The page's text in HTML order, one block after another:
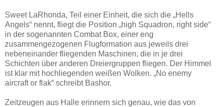
Sweet LaRhonda, Teil einer Einheit, die sich die „Hells
Angels“ nennt, fliegt die Position „high Squadron, right side“
in der sogenannten Combat Box, einer eng
zusammengezogenen Flugformation aus jeweils drei
nebeneinander fliegenden Maschinen, die in je drei
Schichten über anderen Dreiergruppen fliegen. Der Himmel
ist klar mit hochliegenden weißen Wolken. „No enemy
aircraft or flak“ schreibt Bashor.
Zeitzeugen aus Halle erinnern sich genau, wie das von